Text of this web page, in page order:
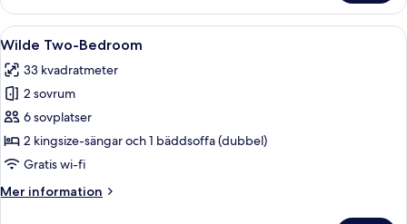
One-
Bedroom
Open-
Öppna
alla
foton
för
Wilde
Two-
Bedroom
Wilde Two-Bedroom | Vardagsrum
15
Wilde Two-Bedroom
33 kvadratmeter
2 sovrum
6 sovplatser
2 kingsize-sängar och 1 bäddsoffa (dubbel)
Gratis wi-fi
Mer information
Mer